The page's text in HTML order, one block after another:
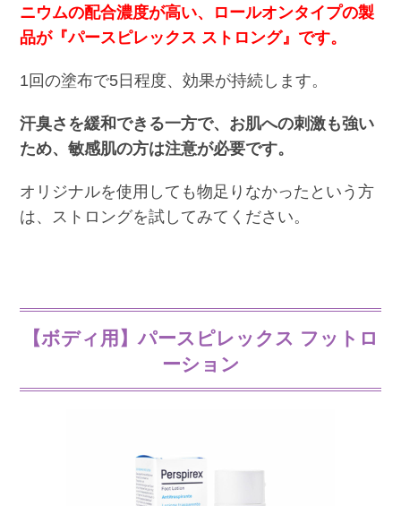
ニウムの配合濃度が高い、ロールオンタイプの製
品が『パースピレックス ストロング』です。
1回の塗布で5日程度、効果が持続します。
汗臭さを緩和できる一方で、お肌への刺激も強い
ため、敏感肌の方は注意が必要です。
オリジナルを使用しても物足りなかったという方
は、ストロングを試してみてください。
【ボディ用】パースピレックス フットロ
ーション